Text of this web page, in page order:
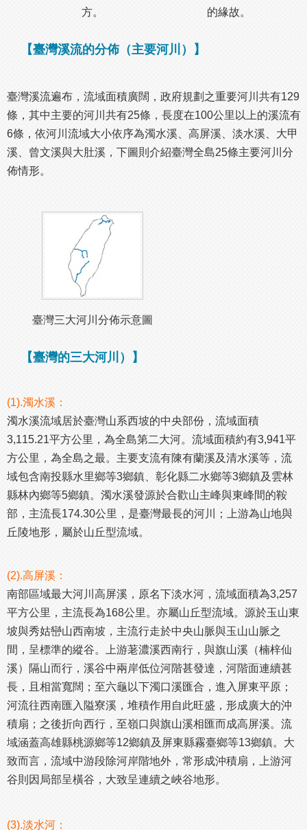
方。
的緣故。
【臺灣溪流的分佈（主要河川）】
臺灣溪流遍布，流域面積廣闊，政府規劃之重要河川共有129
條，其中主要的河川共有25條，長度在100公里以上的溪流有
6條，依河川流域大小依序為濁水溪、高屏溪、淡水溪、大甲
溪、曾文溪與大肚溪，下圖則介紹臺灣全島25條主要河川分
佈情形。
臺灣三大河川分佈示意圖
【臺灣的三大河川）】
(1).濁水溪：
濁水溪流域居於臺灣山系西坡的中央部份，流域面積
3,115.21平方公里，為全島第二大河。流域面積約有3,941平
方公里，為全島之最。主要支流有陳有蘭溪及清水溪等，流
域包含南投縣水里鄉等3鄉鎮、彰化縣二水鄉等3鄉鎮及雲林
縣林內鄉等5鄉鎮。濁水溪發源於合歡山主峰與東峰間的鞍
部，主流長174.30公里，是臺灣最長的河川；上游為山地與
丘陵地形，屬於山丘型流域。
(2).高屏溪：
南部區域最大河川高屏溪，原名下淡水河，流域面積為3,257
平方公里，主流長為168公里。亦屬山丘型流域。源於玉山東
坡與秀姑巒山西南坡，主流行走於中央山脈與玉山山脈之
間，呈標準的縱谷。上游荖濃溪西南行，與旗山溪（楠梓仙
溪）隔山而行，溪谷中兩岸低位河階甚發達，河階面連續甚
長，且相當寬闊；至六龜以下濁口溪匯合，進入屏東平原；
河流往西南匯入隘寮溪，堆積作用自此旺盛，形成廣大的沖
積扇；之後折向西行，至嶺口與旗山溪相匯而成高屏溪。流
域涵蓋高雄縣桃源鄉等12鄉鎮及屏東縣霧臺鄉等13鄉鎮。大
致而言，流域中游段除河岸階地外，常形成沖積扇，上游河
谷則因局部呈橫谷，大致呈連續之峽谷地形。
(3).淡水河：